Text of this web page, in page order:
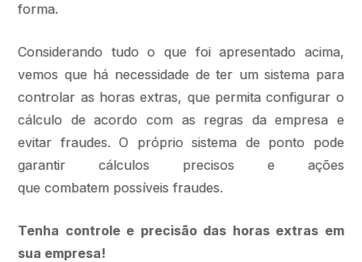
forma.
Considerando tudo o que foi apresentado acima,
vemos que há necessidade de ter um sistema para
controlar as horas extras, que permita configurar o
cálculo de acordo com as regras da empresa e
evitar fraudes. O próprio sistema de ponto pode
garantir cálculos precisos e ações
que combatem possíveis fraudes.
Tenha controle e precisão das horas extras em
sua empresa!